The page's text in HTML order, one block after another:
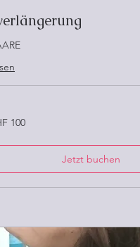
100
Jetzt buchen